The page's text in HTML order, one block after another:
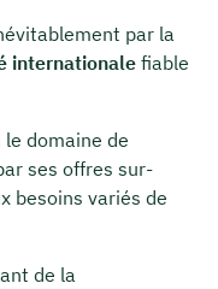
par la
internationale fiable
domaine de
ses offres sur-
besoins variés de
de la